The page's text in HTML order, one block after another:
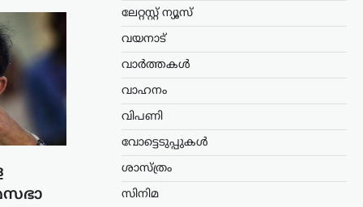
ലേറ്റസ്റ്റ് ന്യൂസ്
വയനാട്
വാർത്തകൾ
വാഹനം
വിപണി
വോട്ടെടുപ്പുകൾ
ശാസ്ത്രം
സിനിമ